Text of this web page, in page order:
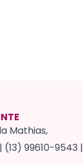
Mathias,
99610-9543 |